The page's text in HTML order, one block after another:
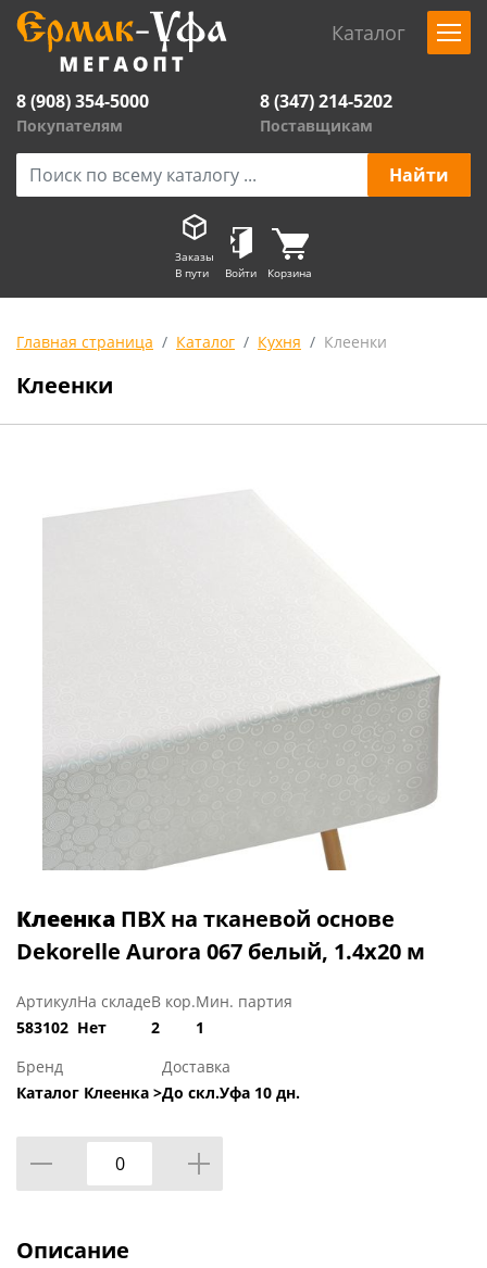
Каталог
8 (908) 354-5000
Покупателям
8 (347) 214-5202
Поставщикам
Заказы
В пути
Войти Корзина
Главная страница Каталог Кухня Клеенки
Клеенки
Клеенка ПВХ на тканевой основе
Dekorelle Aurora 067 белый, 1.4х20 м
Артикул
583102
На складе
Нет
В кор.
2
Мин. партия
1
Бренд
Каталог Клеенка >
Доставка
До скл.Уфа 10 дн.
Описание